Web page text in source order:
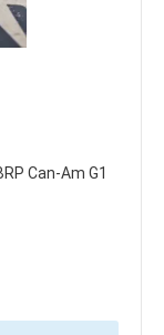
Can-Am G1